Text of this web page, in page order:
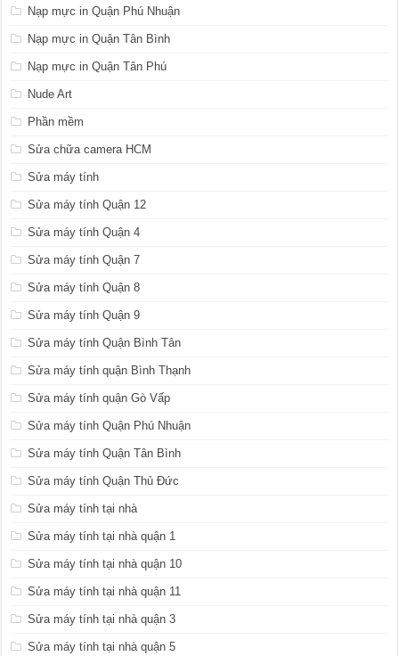
Nạp mực in Quận Phú Nhuận
Nạp mực in Quận Tân Bình
Nạp mực in Quận Tân Phú
Nude Art
Phần mềm
Sửa chữa camera HCM
Sửa máy tính
Sửa máy tính Quận 12
Sửa máy tính Quận 4
Sửa máy tính Quận 7
Sửa máy tính Quận 8
Sửa máy tính Quận 9
Sửa máy tính Quận Bình Tân
Sửa máy tính quận Bình Thạnh
Sửa máy tính quận Gò Vấp
Sửa máy tính Quận Phú Nhuận
Sửa máy tính Quận Tân Bình
Sửa máy tính Quận Thủ Đức
Sửa máy tính tại nhà
Sửa máy tính tại nhà quận 1
Sửa máy tính tại nhà quận 10
Sửa máy tính tại nhà quận 11
Sửa máy tính tại nhà quận 3
Sửa máy tính tại nhà quận 5